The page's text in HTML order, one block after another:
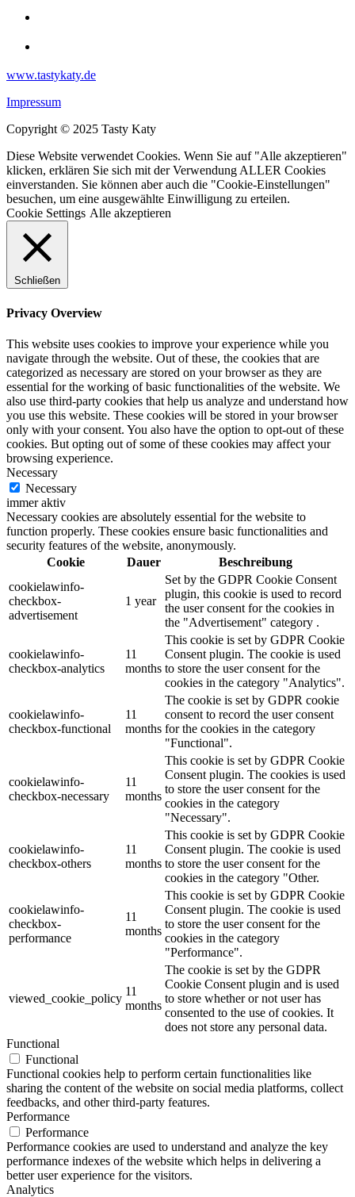
www.tastykaty.de
Impressum
Copyright © 2025 Tasty Katy
Diese Website verwendet Cookies. Wenn Sie auf "Alle akzeptieren"
klicken, erklären Sie sich mit der Verwendung ALLER Cookies
einverstanden. Sie können aber auch die "Cookie-Einstellungen"
besuchen, um eine ausgewählte Einwilligung zu erteilen.
Cookie Settings Alle akzeptieren
Schließen
Privacy Overview
This website uses cookies to improve your experience while you
navigate through the website. Out of these, the cookies that are
categorized as necessary are stored on your browser as they are
essential for the working of basic functionalities of the website. We
also use third-party cookies that help us analyze and understand how
you use this website. These cookies will be stored in your browser
only with your consent. You also have the option to opt-out of these
cookies. But opting out of some of these cookies may affect your
browsing experience.
Necessary
Necessary
immer aktiv
Necessary cookies are absolutely essential for the website to
function properly. These cookies ensure basic functionalities and
security features of the website, anonymously.
Cookie
Dauer
Beschreibung
cookielawinfo-
checkbox-
advertisement
1 year
Set by the GDPR Cookie Consent
plugin, this cookie is used to record
the user consent for the cookies in
the "Advertisement" category .
cookielawinfo-
checkbox-analytics
11
months
This cookie is set by GDPR Cookie
Consent plugin. The cookie is used
to store the user consent for the
cookies in the category "Analytics".
cookielawinfo-
checkbox-functional
11
months
The cookie is set by GDPR cookie
consent to record the user consent
for the cookies in the category
"Functional".
cookielawinfo-
checkbox-necessary
11
months
This cookie is set by GDPR Cookie
Consent plugin. The cookies is used
to store the user consent for the
cookies in the category
"Necessary".
cookielawinfo-
checkbox-others
11
months
This cookie is set by GDPR Cookie
Consent plugin. The cookie is used
to store the user consent for the
cookies in the category "Other.
cookielawinfo-
checkbox-
performance
11
months
This cookie is set by GDPR Cookie
Consent plugin. The cookie is used
to store the user consent for the
cookies in the category
"Performance".
viewed_cookie_policy
11
months
The cookie is set by the GDPR
Cookie Consent plugin and is used
to store whether or not user has
consented to the use of cookies. It
does not store any personal data.
Functional
Functional
Functional cookies help to perform certain functionalities like
sharing the content of the website on social media platforms, collect
feedbacks, and other third-party features.
Performance
Performance
Performance cookies are used to understand and analyze the key
performance indexes of the website which helps in delivering a
better user experience for the visitors.
Analytics